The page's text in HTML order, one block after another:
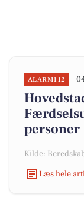
ALARM112
personer
Kilde:
Læs hele